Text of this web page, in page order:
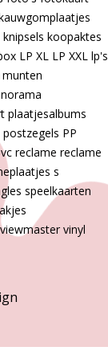
knipsels koopaktes
LP XL LP XXL lp's
munten
plaatjesalbums
postzegels PP
reclame reclame
s
speelkaarten
viewmaster vinyl